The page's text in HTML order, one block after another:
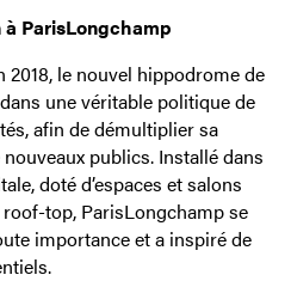
ParisLongchamp
le nouvel hippodrome de
une véritable politique de
afin de démultiplier sa
publics. Installé dans
doté d’espaces et salons
top, ParisLongchamp se
importance et a inspiré de